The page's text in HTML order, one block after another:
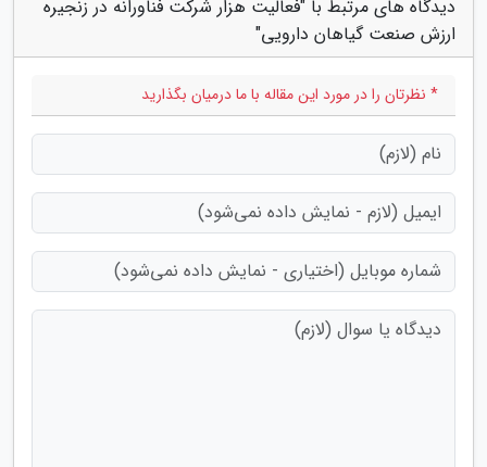
دیدگاه های مرتبط با "فعالیت هزار شرکت فناورانه در زنجیره
ارزش صنعت گیاهان دارویی"
* نظرتان را در مورد این مقاله با ما درمیان بگذارید